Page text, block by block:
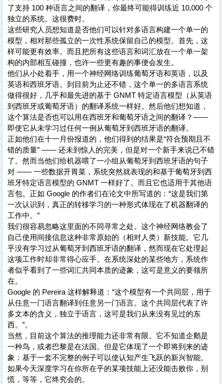
了支持 100 种语言之间的翻译，你最终可能得训练近 10,000 个
独立的系统。这很费时。
这些研究人员想知道是否他们可以针对多语言构建一个单一的
模型，相对那些孤立的一次性系统保留自己的模型。首先，这
样可能更有效率。而且把所有这些语言和词汇放在一个单一架
构的内部相互碰撞，也许一些更有趣的事便会发生。
他们从小处着手，用一个神经网络训练葡萄牙语和英语，以及
英语和西班牙语。到目前为止还不错，这个单一的多语言系统
做得很好，几乎和最先进的基于 GNMT 特定语言模型（从英语
到西班牙或葡萄牙语）的翻译系统一样好。然后他们想知道，
这个算法是否也可以用在西班牙和葡萄牙语之间的翻译？——
即使它从未学习过任何一例从葡萄牙到西班牙语的翻译。
正如他们在十一月份报道的，他们得到的结果是“符合预期且不
错的质量” —— 还未到惊人的完美，但是对一个新手来说已不错
了。然而当他们给机器喂了一小组从葡萄牙到西班牙语的句子
对 —— 一些数据开胃菜，系统突然就表现的和基于葡萄牙到西
班牙特定语言模型的 GNMT 一样好了。而且它也适用于其他语
言包。正如 Google 的作者们在论文中所写道的：“这是我们第
一次认识到，真正的转移学习的一种形式体现在了机器翻译的
工作中。”
我们很容易忽略这里面的不同寻常之处。这个神经网络教会了
自己使用间接信息这种非常原始的（相对人类）新技能。它几
乎没有学习过从葡萄牙到西班牙语的翻译，然而现在它处理起
这项工作时却非常得心应手。在系统深处的某些地方，系统作
者似乎看到了一些词汇共同本质的迹象，这可是意义的要领所
在。
Google 的 Pereira 这样解释道：“这个模型有一个共同层，用于
从任意一门语言翻译到任意另一门语言。这个共同层代表了许
多文本的含义，独立于语言，这可是我们从来没有见过的东
西。”。
当然，目前这个算法的推理能力还非常有限。它不知道企鹅是
一种鸟，或者巴黎是在法国。但是它体现了一个即将到来的迹
象：基于一套不完整的例子可以使认知产生飞跃的新兴智能。
如果今天深度学习在你所在乎的某项技能上还没能击败你，别
慌，等等，它终究会的。